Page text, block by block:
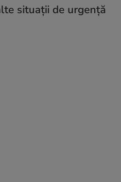
situaţii de urgență